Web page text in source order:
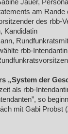
Jauer,
am
des rbb-
Kandidatin
rbb-Intendantin
„System der
als rbb-
so
mit Gabi Probst